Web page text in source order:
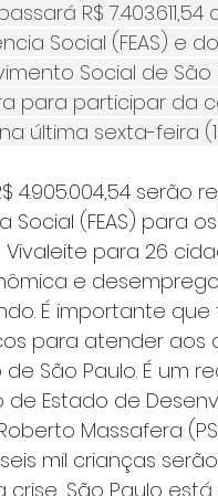
R$
Social (FEAS) e
Social de
para participar da
última sexta-feira
4.905.004,54
Social (FEAS) para
Vivaleite para 26
e
É importante
para atender aos
de São Paulo. É um
Estado de
Massafera
mil crianças
São Paulo está